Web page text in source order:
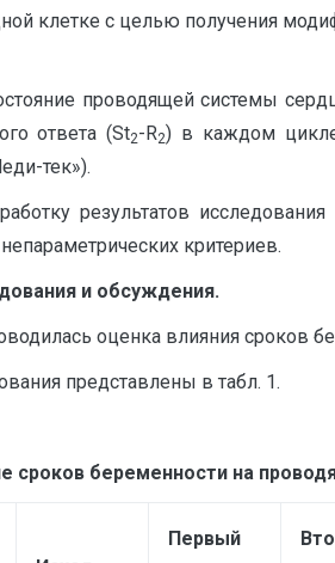
клетке с целью получения
проводящей системы
ответа (St2-R2) в каждом цикле
тек»).
результатов
критериев.
и обсуждения.
оценка влияния сроков
представлены в табл. 1.
сроков беременности на
Первый